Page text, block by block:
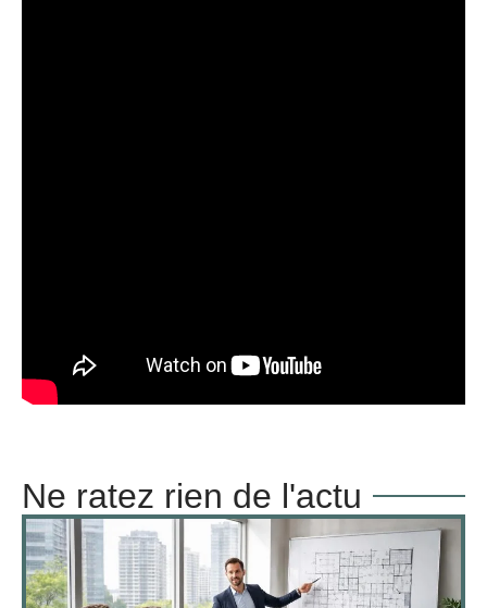
Ne ratez rien de l'actu